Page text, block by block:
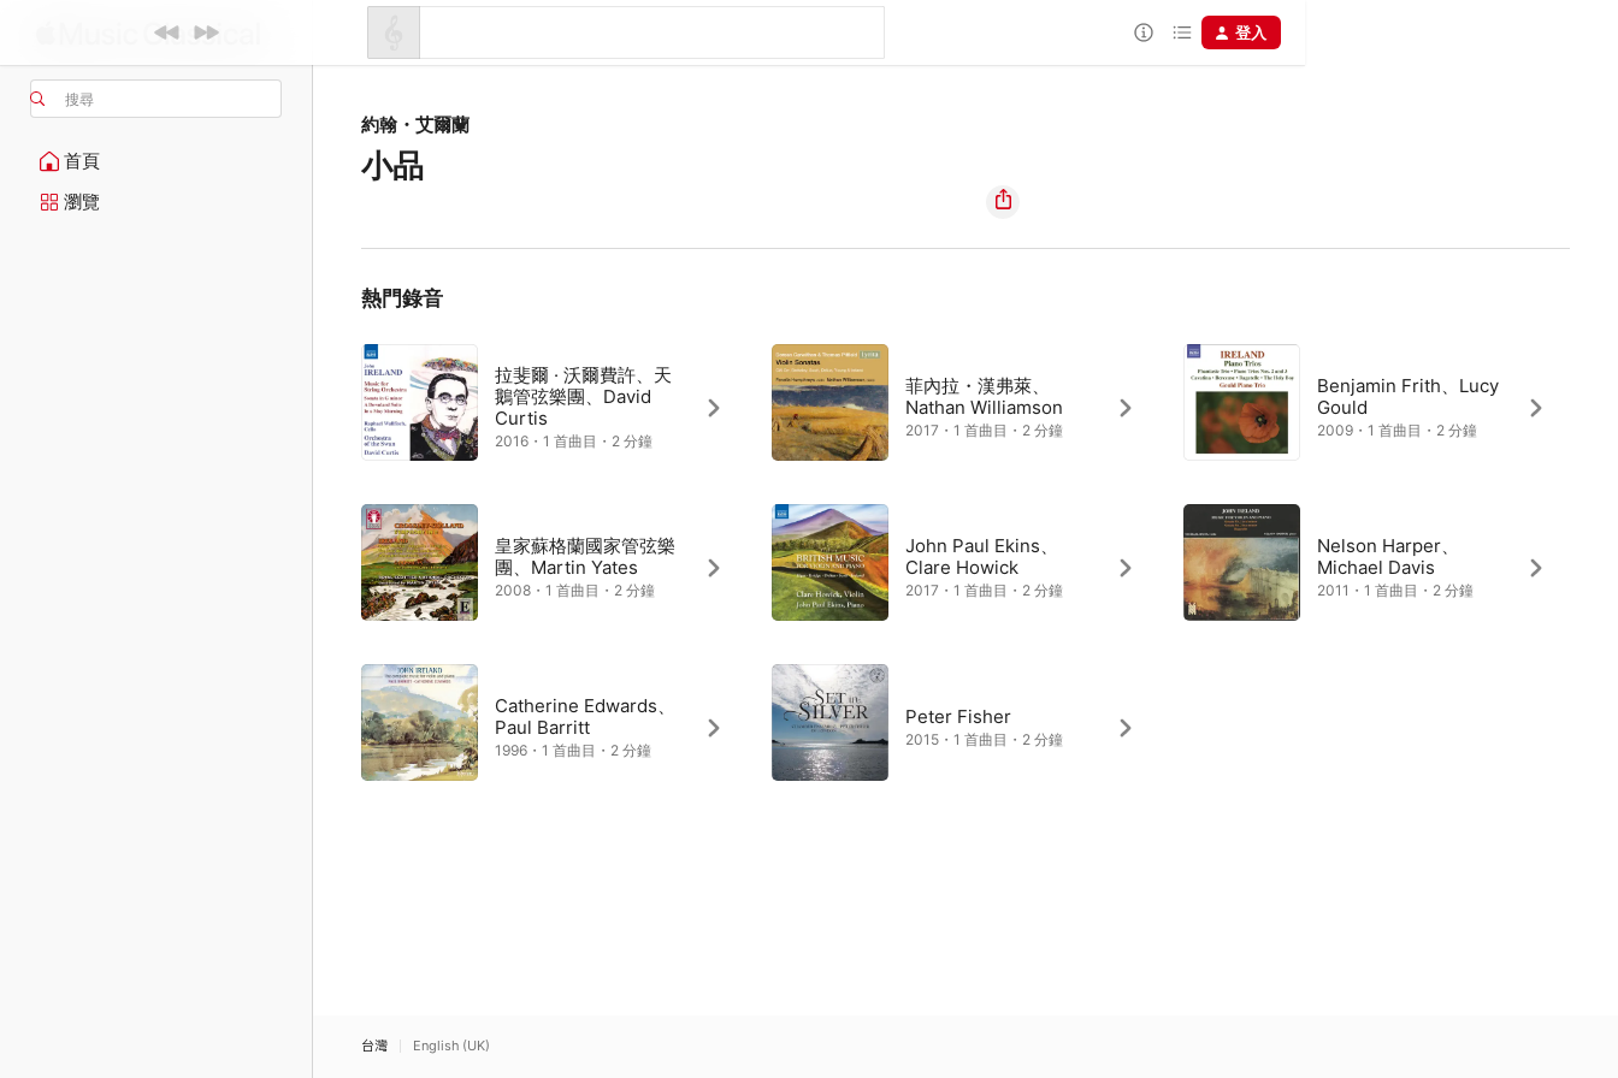
搜尋
首頁
瀏覽
登入
約翰・艾爾蘭
小品
熱門錄音
拉斐爾 · 沃爾費許、天
鵝管弦樂團、David
Curtis
2016・1 首曲目・2 分鐘
菲內拉・漢弗萊、
Nathan Williamson
2017・1 首曲目・2 分鐘
Benjamin Frith、Lucy
Gould
2009・1 首曲目・2 分鐘
皇家蘇格蘭國家管弦樂
團、Martin Yates
2008・1 首曲目・2 分鐘
John Paul Ekins、
Clare Howick
2017・1 首曲目・2 分鐘
Nelson Harper、
Michael Davis
2011・1 首曲目・2 分鐘
Catherine Edwards、
Paul Barritt
1996・1 首曲目・2 分鐘
Peter Fisher
2015・1 首曲目・2 分鐘
台灣 English (UK)